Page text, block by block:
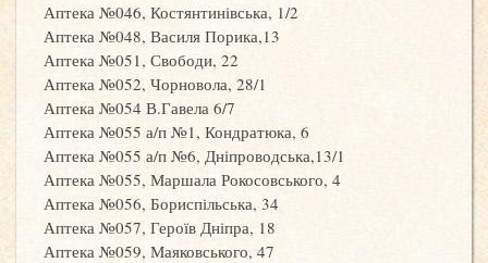
Аптека №046, Костянтинівська, 1/2
Аптека №048, Василя Порика,13
Аптека №051, Свободи, 22
Аптека №052, Чорновола, 28/1
Аптека №054 В.Гавела 6/7
Аптека №055 а/п №1, Кондратюка, 6
Аптека №055 а/п №6, Дніпроводська,13/1
Аптека №055, Маршала Рокосовського, 4
Аптека №056, Бориспільська, 34
Аптека №057, Героїв Дніпра, 18
Аптека №059, Маяковського, 47